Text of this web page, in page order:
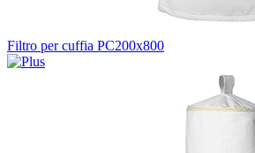
Filtro per cuffia PC200x800